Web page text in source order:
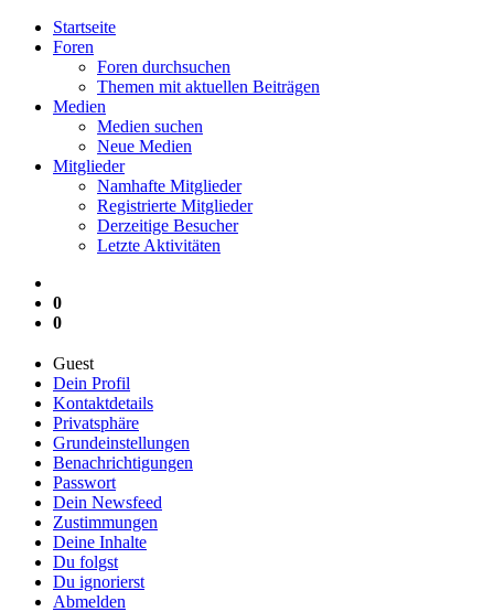
Startseite
Foren
Foren durchsuchen
Themen mit aktuellen Beiträgen
Medien
Medien suchen
Neue Medien
Mitglieder
Namhafte Mitglieder
Registrierte Mitglieder
Derzeitige Besucher
Letzte Aktivitäten
0
0
Guest
Dein Profil
Kontaktdetails
Privatsphäre
Grundeinstellungen
Benachrichtigungen
Passwort
Dein Newsfeed
Zustimmungen
Deine Inhalte
Du folgst
Du ignorierst
Abmelden